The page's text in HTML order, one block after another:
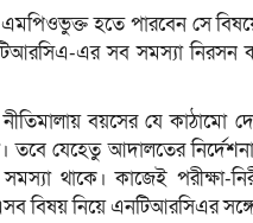
হতে পারবেন সে বিষয়ে
এর সব সমস্যা
বয়সের যে কাঠামো
তবে যেহেতু আদালতের
থাকে। কাজেই পরীক্ষা-
বিষয় নিয়ে এনটিআরসিএর